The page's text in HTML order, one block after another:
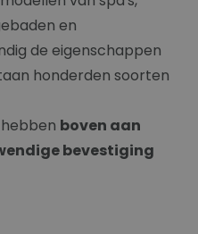
en
de eigenschappen
honderden soorten
boven aan
bevestiging